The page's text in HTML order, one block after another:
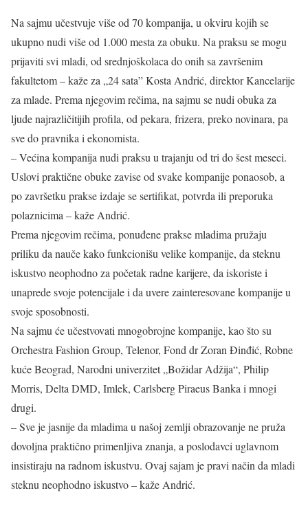
Na sajmu učestvuje više od 70 kompanija, u okviru kojih se
ukupno nudi više od 1.000 mesta za obuku. Na praksu se mogu
prijaviti svi mladi, od srednjoškolaca do onih sa završenim
fakultetom – kaže za „24 sata” Kosta Andrić, direktor Kancelarije
za mlade. Prema njegovim rečima, na sajmu se nudi obuka za
ljude najrazličitijih profila, od pekara, frizera, preko novinara, pa
sve do pravnika i ekonomista.
– Većina kompanija nudi praksu u trajanju od tri do šest meseci.
Uslovi praktične obuke zavise od svake kompanije ponaosob, a
po završetku prakse izdaje se sertifikat, potvrda ili preporuka
polaznicima – kaže Andrić.
Prema njegovim rečima, ponuđene prakse mladima pružaju
priliku da nauče kako funkcionišu velike kompanije, da steknu
iskustvo neophodno za početak radne karijere, da iskoriste i
unaprede svoje potencijale i da uvere zainteresovane kompanije u
svoje sposobnosti.
Na sajmu će učestvovati mnogobrojne kompanije, kao što su
Orchestra Fashion Group, Telenor, Fond dr Zoran Đinđić, Robne
kuće Beograd, Narodni univerzitet „Božidar Adžija“, Philip
Morris, Delta DMD, Imlek, Carlsberg Piraeus Banka i mnogi
drugi.
– Sve je jasnije da mladima u našoj zemlji obrazovanje ne pruža
dovoljna praktično primenljiva znanja, a poslodavci uglavnom
insistiraju na radnom iskustvu. Ovaj sajam je pravi način da mladi
steknu neophodno iskustvo – kaže Andrić.